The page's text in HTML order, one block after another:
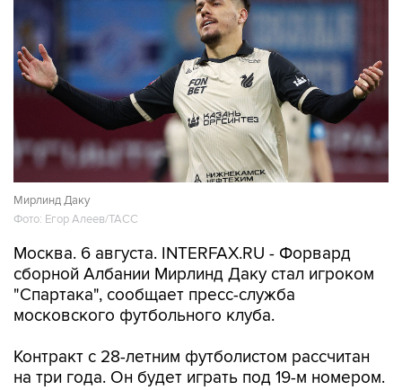
Мирлинд Даку
Фото: Егор Алеев/ТАСС
Москва. 6 августа. INTERFAX.RU - Форвард
сборной Албании Мирлинд Даку стал игроком
"Спартака", сообщает пресс-служба
московского футбольного клуба.
Контракт с 28-летним футболистом рассчитан
на три года. Он будет играть под 19-м номером.